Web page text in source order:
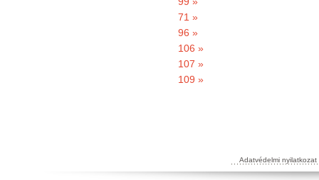
71 »
96 »
106 »
107 »
109 »
Adatvédelmi nyilatkozat